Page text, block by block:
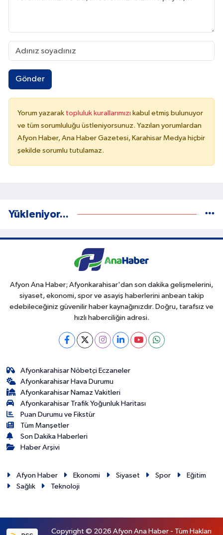
Gönder
Yorum yazarak topluluk kurallarımızı kabul etmiş bulunuyor
ve tüm sorumluluğu üstleniyorsunuz. Yazılan yorumlardan
Afyon Haber, Ana Haber Gazetesi, Karahisar Medya hiçbir
şekilde sorumlu tutulamaz.
Yükleniyor...
Afyon Ana Haber; Afyonkarahisar'dan son dakika gelişmelerini,
siyaset, ekonomi, spor ve asayiş haberlerini anbean takip
edebileceğiniz güvenilir haber kaynağınızdır. Doğru, tarafsız ve
hızlı haberciliğin adresi.
Afyonkarahisar Nöbetçi Eczaneler
Afyonkarahisar Hava Durumu
Afyonkarahisar Namaz Vakitleri
Afyonkarahisar Trafik Yoğunluk Haritası
Puan Durumu ve Fikstür
Tüm Manşetler
Son Dakika Haberleri
Haber Arşivi
Afyon Haber Ekonomi Siyaset Spor
Eğitim
Sağlık
Teknoloji
Copyright © 2026 Afyon Ana Haber - Tüm Hakları